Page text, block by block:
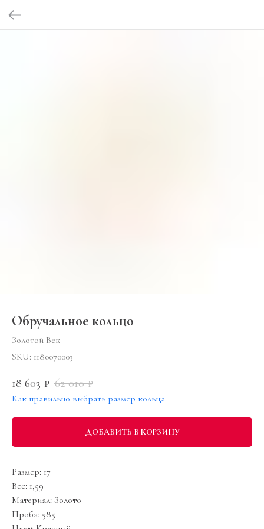
Обручальное кольцо
Золотой Век
SKU: 1180070003
18 603 ₽ 62 010 ₽
Как правильно выбрать размер кольца
ДОБАВИТЬ В КОРЗИНУ
Размер: 17
Вес: 1,59
Материал: Золото
Проба: 585